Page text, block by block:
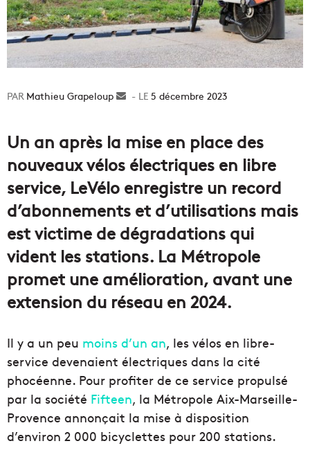
Mathieu Grapeloup
Envoyer5 décembre 2023
Un an après la mise en place des
nouveaux vélos électriques en libre
service, LeVélo enregistre un record
d’abonnements et d’utilisations mais
est victime de dégradations qui
vident les stations. La Métropole
promet une amélioration, avant une
extension du réseau en 2024.
Il y a un peu moins d’un an, les vélos en libre-
service devenaient électriques dans la cité
phocéenne. Pour profiter de ce service propulsé
par la société Fifteen, la Métropole Aix-Marseille-
Provence annonçait la mise à disposition
d’environ 2 000 bicyclettes pour 200 stations.